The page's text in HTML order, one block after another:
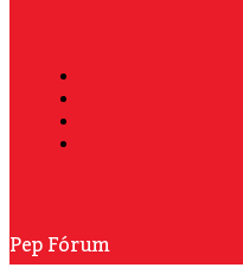
Pep Fórum